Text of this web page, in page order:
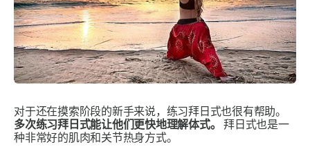
对于还在摸索阶段的新手来说，练习拜日式也很有帮助。
多次练习拜日式能让他们更快地理解体式。
拜日式也是一
种非常好的肌肉和关节热身方式。